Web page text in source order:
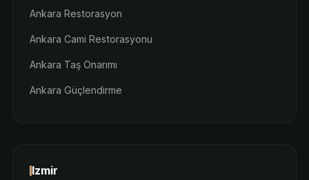
Ankara Restorasyon
Ankara Cami Restorasyonu
Ankara Taş Onarımı
Ankara Güçlendirme
Izmir